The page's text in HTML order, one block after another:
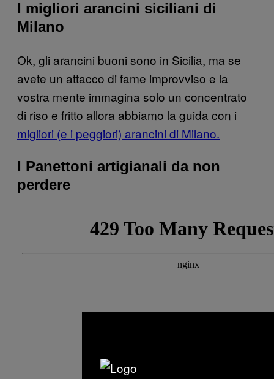
I migliori arancini siciliani di
Milano
Ok, gli arancini buoni sono in Sicilia, ma se
avete un attacco di fame improvviso e la
vostra mente immagina solo un concentrato
di riso e fritto allora abbiamo la guida con i
migliori (e i peggiori) arancini di Milano.
I Panettoni artigianali da non
perdere